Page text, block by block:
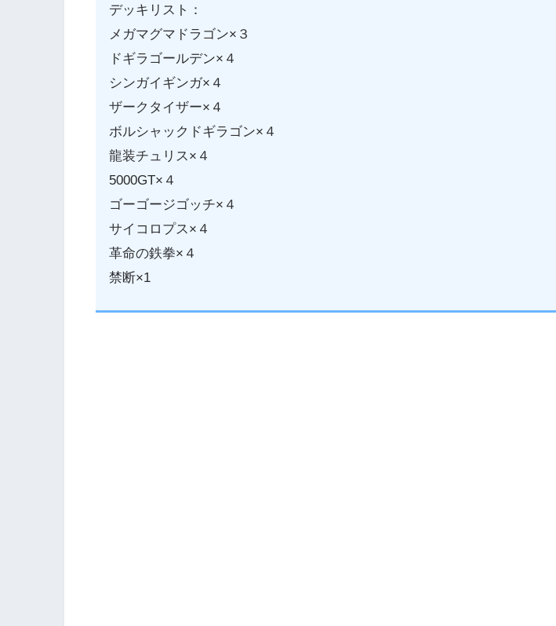
デッキリスト：
メガマグマドラゴン×３
ドギラゴールデン×４
シンガイギンガ×４
ザークタイザー×４
ボルシャックドギラゴン×４
龍装チュリス×４
5000GT×４
ゴーゴージゴッチ×４
サイコロプス×４
革命の鉄拳×４
禁断×1